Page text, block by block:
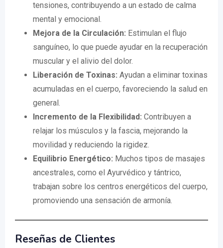
tensiones, contribuyendo a un estado de calma
mental y emocional.
Mejora de la Circulación: Estimulan el flujo
sanguíneo, lo que puede ayudar en la recuperación
muscular y el alivio del dolor.
Liberación de Toxinas: Ayudan a eliminar toxinas
acumuladas en el cuerpo, favoreciendo la salud en
general.
Incremento de la Flexibilidad: Contribuyen a
relajar los músculos y la fascia, mejorando la
movilidad y reduciendo la rigidez.
Equilibrio Energético: Muchos tipos de masajes
ancestrales, como el Ayurvédico y tántrico,
trabajan sobre los centros energéticos del cuerpo,
promoviendo una sensación de armonía.
Reseñas de Clientes